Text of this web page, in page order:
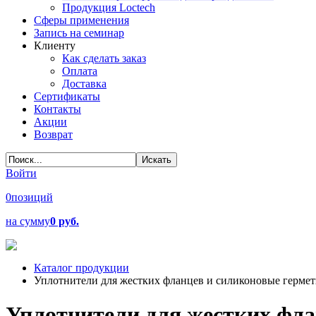
Продукция Loctech
Сферы применения
Запись на семинар
Клиенту
Как сделать заказ
Оплата
Доставка
Сертификаты
Контакты
Акции
Возврат
Войти
0позиций
на сумму0 руб.
Каталог продукции
Уплотнители для жестких фланцев и силиконовые